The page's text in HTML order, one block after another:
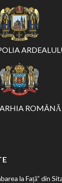
ROMÂNĂ
la Față” din